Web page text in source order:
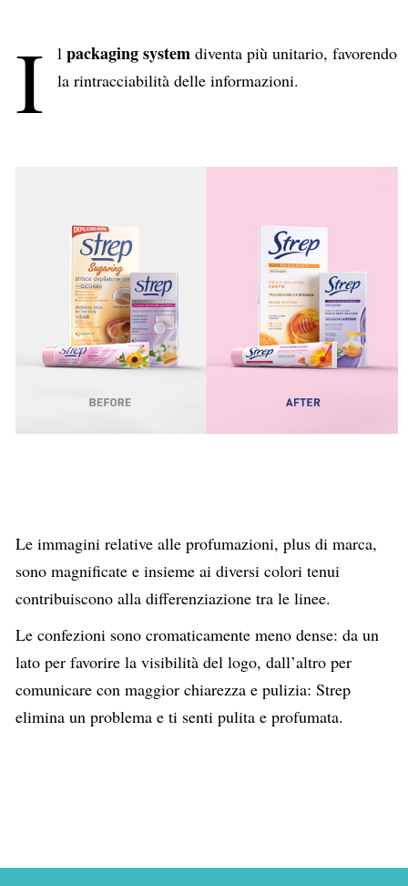
I lpackaging system diventa più unitario, favorendo
la rintracciabilità delle informazioni.
Le immagini relative alle profumazioni, plus di marca,
sono magnificate e insieme ai diversi colori tenui
contribuiscono alla differenziazione tra le linee.
Le confezioni sono cromaticamente meno dense: da un
lato per favorire la visibilità del logo, dall’altro per
comunicare con maggior chiarezza e pulizia: Strep
elimina un problema e ti senti pulita e profumata.